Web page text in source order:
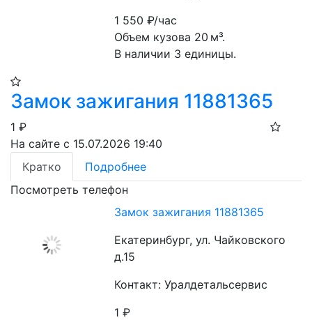
1 550₽/час
Объем кузова 20 м³.
В наличии 3 единицы.
Замок зажигания 11881365
1 ₽
На сайте с 15.07.2026 19:40
Кратко
Подробнее
Посмотреть телефон
Замок зажигания 11881365
Екатеринбург, ул. Чайковского
д.15
Контакт: Уралдетальсервис
1₽